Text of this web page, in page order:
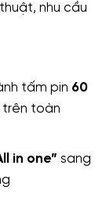
nhu cầu
tấm pin 60
trên toàn
in one” sang